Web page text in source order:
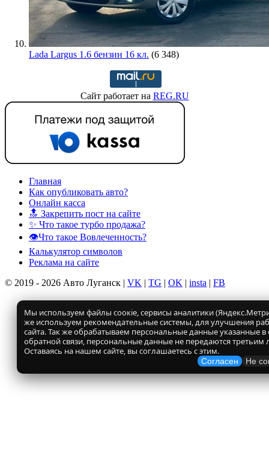
Lada Largus 1.6 бензин 16 кл. (6 348)
Сайт работает на REG.RU
Главная
Как опубликовать авто?
Онлайн касса
🔝 Закрепить пост на сайте
✨ Что такое турбо продажа?
👁️Что такое Вовлеченность?
Калькулятор символов
Реклама на сайте
© 2019 - 2026 Авто Луганск | VK | TG | OK | insta | FB
Мы используем файлы соокіе, сервисы аналитики
же используем рекомендательные системы, для улучшения
сайта. Так же обрабатываем персональные данные указанные
обратной связи, персональные данные не передаются третьим
Оставаясь на нашем сайте, вы соглашаетесь с этим.
Согласен Не